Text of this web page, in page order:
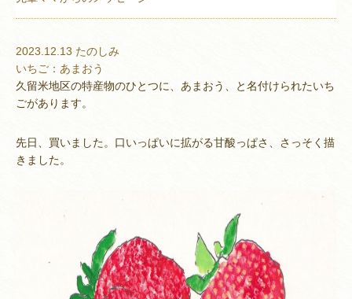
2023.12.13 たのしみ
いちご：あまおう
久留米地区の特産物のひとつに、あまおう、と名付けられたいち
ごがあります。
先日、買いました。口いっぱいに拡がる甘酸っぱさ、さっそく描
きました。